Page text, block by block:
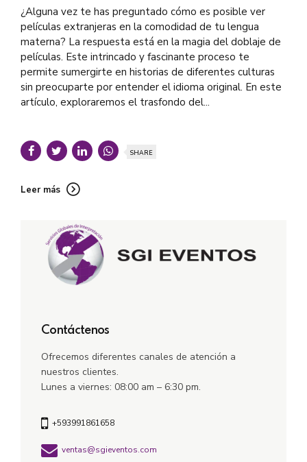
¿Alguna vez te has preguntado cómo es posible ver
películas extranjeras en la comodidad de tu lengua
materna? La respuesta está en la magia del doblaje de
películas. Este intrincado y fascinante proceso te
permite sumergirte en historias de diferentes culturas
sin preocuparte por entender el idioma original. En este
artículo, exploraremos el trasfondo del...
SHARE
Leer más
Contáctenos
Ofrecemos diferentes canales de atención a
nuestros clientes.
Lunes a viernes: 08:00 am – 6:30 pm.
+593991861658
ventas@sgieventos.com